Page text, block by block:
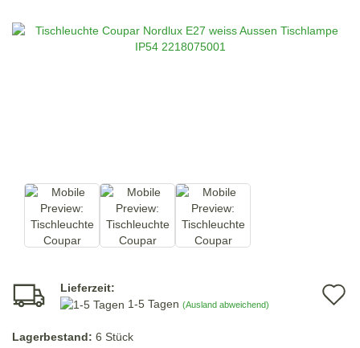
Lieferzeit:
1-5 Tagen (Ausland abweichend)
Lagerbestand: 6 Stück